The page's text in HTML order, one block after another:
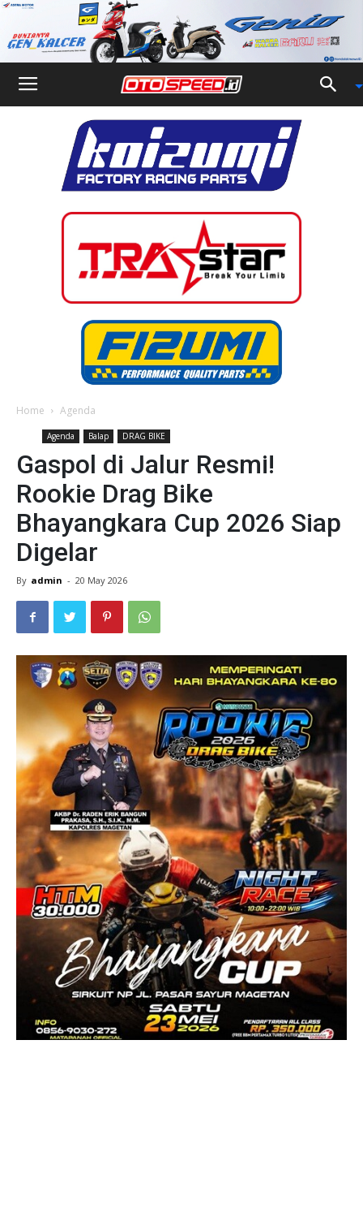
Home Agenda
Agenda Balap DRAG BIKE
Gaspol di Jalur Resmi!
Rookie Drag Bike
Bhayangkara Cup 2026 Siap
Digelar
By admin - 20 May 2026